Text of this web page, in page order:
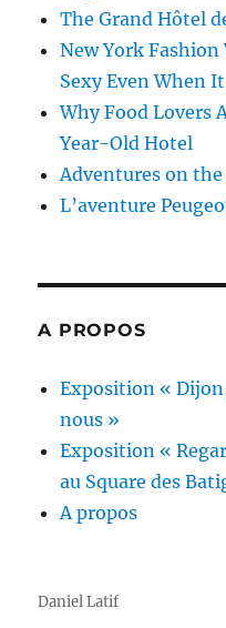
The Grand Hôtel
New York Fashion
Sexy Even When
Why Food Lovers
Year-Old Hotel
Adventures on
L’aventure
A PROPOS
Exposition «
nous »
Exposition «
au Square des
A propos
Daniel Latif